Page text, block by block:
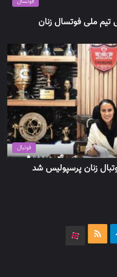
تیم ملی فوتسال زنان
فوتبال
زنان پرسپولیس شد
تلگرام خوراک